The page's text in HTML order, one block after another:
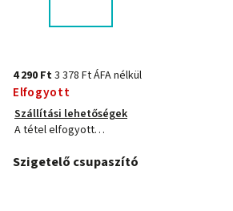
4 290 Ft3 378 Ft ÁFA nélkül
Elfogyott
Szállítási lehetőségek
A tétel elfogyott…
Szigetelő csupaszító